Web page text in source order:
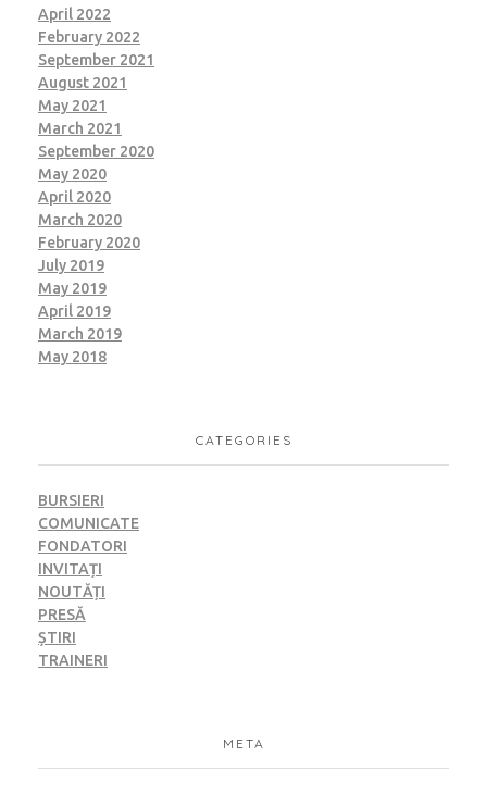
April 2022
February 2022
September 2021
August 2021
May 2021
March 2021
September 2020
May 2020
April 2020
March 2020
February 2020
July 2019
May 2019
April 2019
March 2019
May 2018
CATEGORIES
BURSIERI
COMUNICATE
FONDATORI
INVITAȚI
NOUTĂȚI
PRESĂ
ȘTIRI
TRAINERI
META